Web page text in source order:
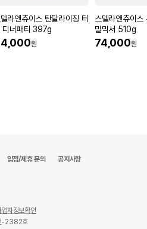
라앤츄이스 탄탈라이징 터
디너패티 397g
원
스텔라앤츄이스
밀믹서 510g
74,000원
입점/제휴 문의 공지사항
자정보확인
-2382호